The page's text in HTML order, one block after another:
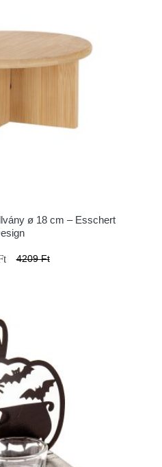
ø 18 cm – Esschert
4209 Ft